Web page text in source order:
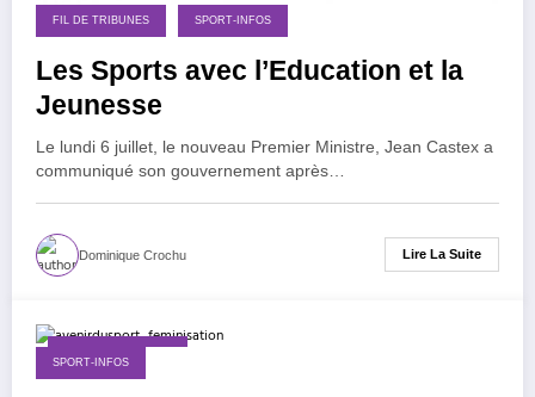
FIL DE TRIBUNES SPORT-INFOS
Les Sports avec l’Education et la
Jeunesse
Le lundi 6 juillet, le nouveau Premier Ministre, Jean Castex a
communiqué son gouvernement après…
Dominique Crochu Lire La Suite
27 novembre 2014
SPORT-INFOS